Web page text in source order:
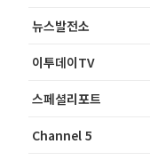
뉴스발전소
이투데이TV
스페셜리포트
Channel 5